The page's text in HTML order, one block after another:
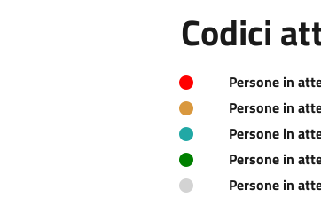
Codici
Persone in
Persone in
Persone in
Persone in
Persone in